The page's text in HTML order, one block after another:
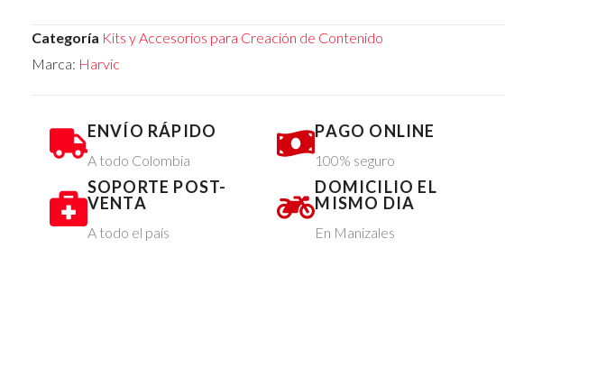
Categoría Kits y Accesorios para Creación de Contenido
Marca: Harvic
ENVÍO RÁPIDO
A todo Colombia
SOPORTE POST-
VENTA
A todo el país
PAGO ONLINE
100% seguro
DOMICILIO EL
MISMO DIA
En Manizales